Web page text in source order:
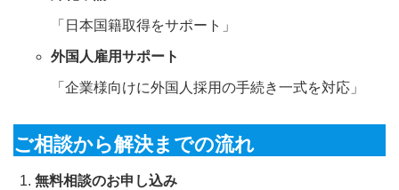
「日本国籍取得をサポート」
外国人雇用サポート
「企業様向けに外国人採用の手続き一式を対応」
ご相談から解決までの流れ
無料相談のお申し込み